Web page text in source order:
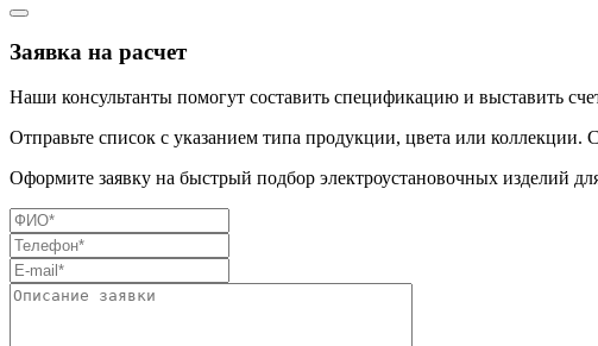
Заявка на расчет
Наши консультанты помогут составить спецификацию и выставить
Отправьте список с указанием типа продукции, цвета или
Оформите заявку на быстрый подбор электроустановочных изделий